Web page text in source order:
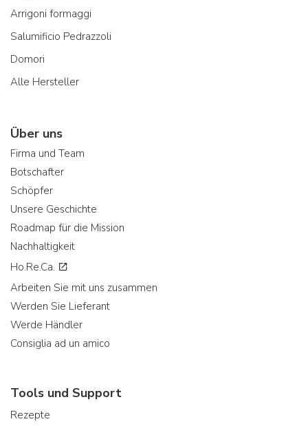
Arrigoni formaggi
Salumificio Pedrazzoli
Domori
Alle Hersteller
Über uns
Firma und Team
Botschafter
Schöpfer
Unsere Geschichte
Roadmap für die Mission
Nachhaltigkeit
Ho.Re.Ca.
Arbeiten Sie mit uns zusammen
Werden Sie Lieferant
Werde Händler
Consiglia ad un amico
Tools und Support
Rezepte